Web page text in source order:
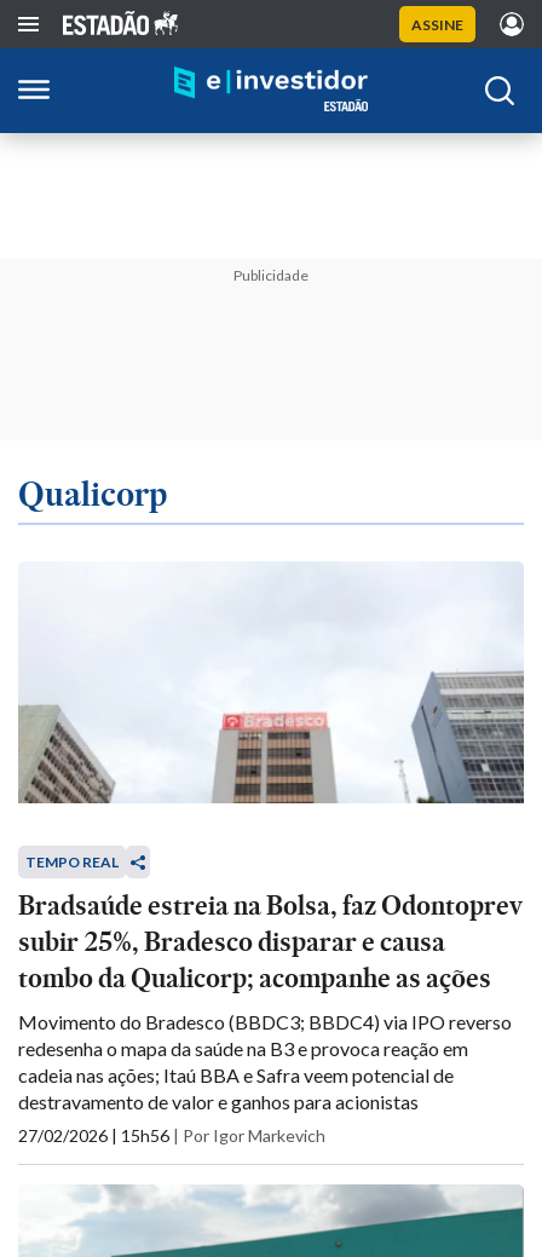
ASSINE
Publicidade
Qualicorp
TEMPO REAL
Bradsaúde estreia na Bolsa, faz Odontoprev
subir 25%, Bradesco disparar e causa
tombo da Qualicorp; acompanhe as ações
Movimento do Bradesco (BBDC3; BBDC4) via IPO reverso
redesenha o mapa da saúde na B3 e provoca reação em
cadeia nas ações; Itaú BBA e Safra veem potencial de
destravamento de valor e ganhos para acionistas
27/02/2026 | 15h56 | Por Igor Markevich